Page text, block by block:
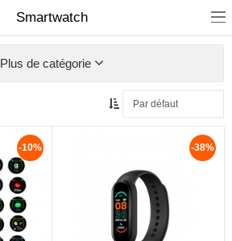
Smartwatch
Plus de catégorie
-10% -38%